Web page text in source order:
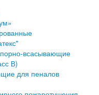
всасывающие
В)
для пеналов